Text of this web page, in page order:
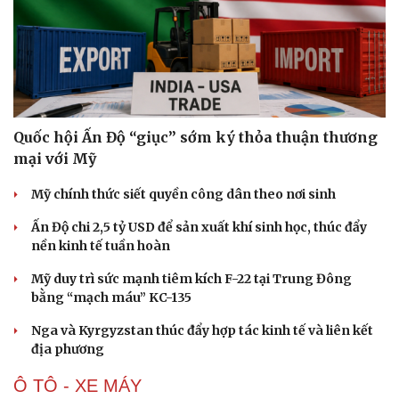
Quốc hội Ấn Độ “giục” sớm ký thỏa thuận thương
mại với Mỹ
Mỹ chính thức siết quyền công dân theo nơi sinh
Ấn Độ chi 2,5 tỷ USD để sản xuất khí sinh học, thúc đẩy
nền kinh tế tuần hoàn
Mỹ duy trì sức mạnh tiêm kích F-22 tại Trung Đông
bằng “mạch máu” KC-135
Nga và Kyrgyzstan thúc đẩy hợp tác kinh tế và liên kết
địa phương
Ô TÔ - XE MÁY